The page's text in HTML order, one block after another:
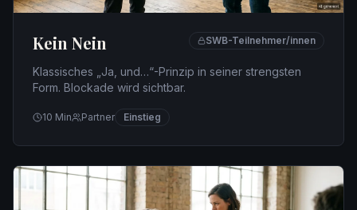
Kein Nein SWB-Teilnehmer/innen
Klassisches „Ja, und…“-Prinzip in seiner strengsten
Form. Blockade wird sichtbar.
10 Min Partner Einstieg